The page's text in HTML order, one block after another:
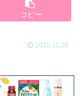
コピー
2015.11.28